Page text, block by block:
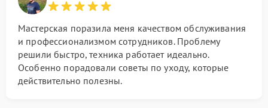
Мастерская поразила меня качеством обслуживания
и профессионализмом сотрудников. Проблему
решили быстро, техника работает идеально.
Особенно порадовали советы по уходу, которые
действительно полезны.